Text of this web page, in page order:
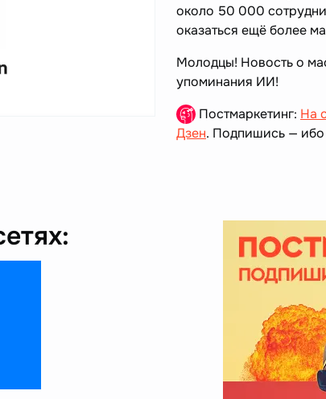
около 50 000
оказаться ещё более
Молодцы! Новость о
упоминания ИИ!
Постмаркетинг: На
Дзен. Подпишись — ибо